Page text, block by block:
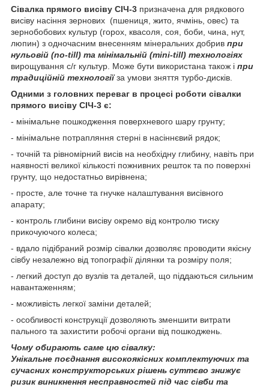
Сівалка прямого висіву СІЧ-3 призначена для рядкового
висіву насіння зернових (пшениця, жито, ячмінь, овес) та
зернобобових культур (горох, квасоля, соя, боби, чина, нут,
люпин) з одночасним внесенням мінеральних добрив при
нульовій (no-till) та мінімальній (mini-till) технологіях
вирощування с/г культур. Може бути використана також і при
традиційній технологіїза умови зняття турбо-дисків.
Одними з головних переваг в процесі роботи сівалки
прямого висіву СІЧ-3 є:
- мінімальне пошкодження поверхневого шару грунту;
- мінімальне потрапляння стерні в насіннєвий рядок;
- точній та рівномірний висів на необхідну глибину, навіть при
наявності великої кількості пожнивних решток та по поверхні
грунту, що недостатньо вирівнена;
- просте, але точне та гнучке налаштування висівного
апарату;
- контроль глибини висіву окремо від контролю тиску
прикочуючого колеса;
- вдало підібраний розмір сівалки дозволяє проводити якісну
сівбу незалежно від топографії ділянки та розміру поля;
- легкий доступ до вузлів та деталей, що піддаються сильним
навантаженням;
- можливість легкої заміни деталей;
- особливості конструкції дозволяють зменшити витрати
пального та захистити робочі органи від пошкоджень.
Чому обирають саме цю сівалку:
Унікальне поєднання високоякісних комплектуючих та
сучасних конструкторських рішень суттєво знижує
ризик виникнення несправностей під час сівби та